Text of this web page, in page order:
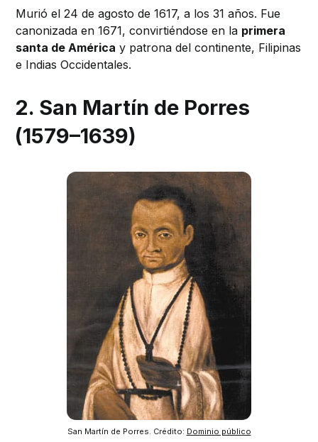
Murió el 24 de agosto de 1617, a los 31 años. Fue
canonizada en 1671, convirtiéndose en la primera
santa de América y patrona del continente, Filipinas
e Indias Occidentales.
2. San Martín de Porres
(1579–1639)
San Martín de Porres. Crédito: Dominio público